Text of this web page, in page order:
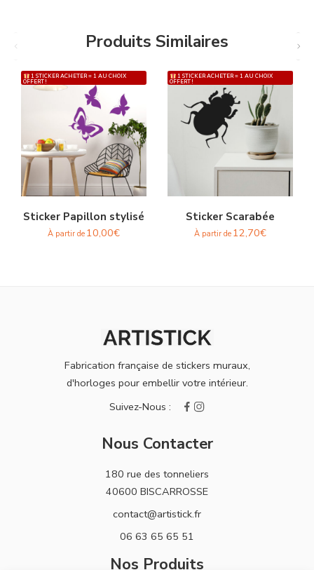
Produits Similaires
1 STICKER ACHETER = 1 AU CHOIX
OFFERT !
Sticker Papillon stylisé
À partir de 10,00€
1 STICKER ACHETER = 1 AU CHOIX
OFFERT !
Sticker Scarabée
À partir de 12,70€
Fabrication française de stickers muraux,
d'horloges pour embellir votre intérieur.
Nous Contacter
180 rue des tonneliers
40600 BISCARROSSE
contact@artistick.fr
06 63 65 65 51
Nos Produits